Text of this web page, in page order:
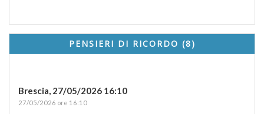
PENSIERI DI RICORDO (8)
Brescia, 27/05/2026 16:10
27/05/2026 ore 16:10